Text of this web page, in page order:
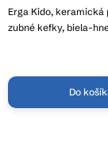
Erga Kido, keramická
zubné kefky, biela-
Do